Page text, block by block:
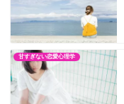
甘すぎない恋愛心理学